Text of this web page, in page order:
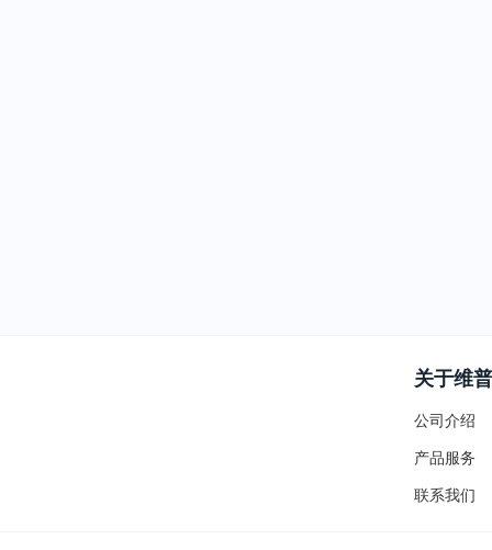
关于维普
公司介绍
产品服务
联系我们